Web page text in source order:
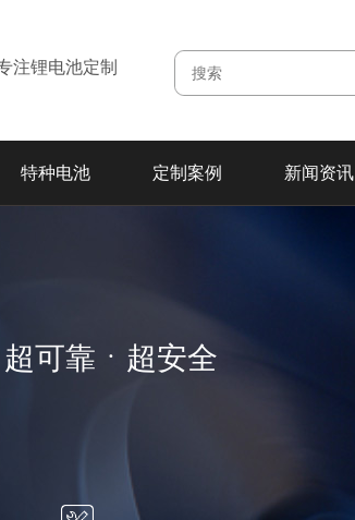
注锂电池定制
特种电池 定制案例 新闻资讯
超可靠ㆍ超安全